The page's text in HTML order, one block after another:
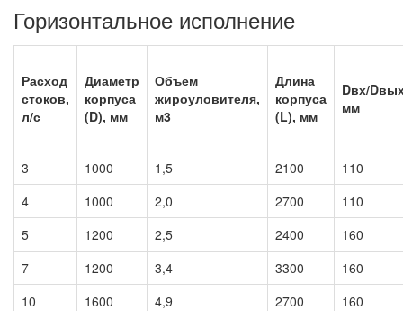
Горизонтальное исполнение
Расход
стоков,
л/с
Диаметр
корпуса
(D), мм
Объем
жироуловителя,
м3
Длина
корпуса
(L), мм
Dвх/
мм
3 1000 1,5 2100
110
4
1000 2,0 2700
110
5
1200 2,5 2400
160
7
1200 3,4 3300
160
10
1600 4,9 2700
160